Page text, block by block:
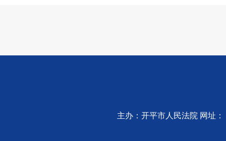
主办：开平市人民法院 网址：